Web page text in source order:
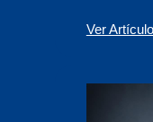
Ver Artículo